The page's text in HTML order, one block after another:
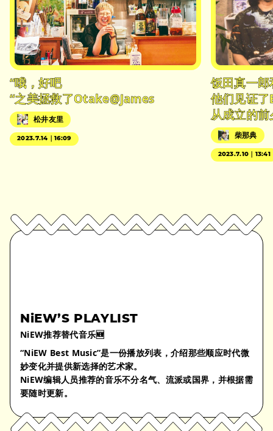
“哦，好吧
“之美拯救了Otake@James
松井友里
2023.7.14｜16:09
饭田真一
他们见证
从成立的
柴那典
2023.7.10｜13:41
NiEW’S PLAYLIST
NiEW推荐替代音乐🆕
“NiEW Best Music”是一份播放列表，介绍那些顺应时代微
妙变化并提供新选择的艺术家。
NiEW编辑人员推荐的音乐不分名气、流派或国界，并根据需
要随时更新。